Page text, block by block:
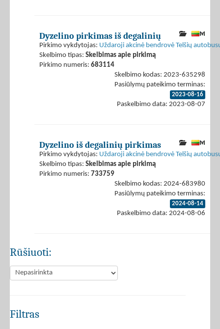
Dyzelino pirkimas iš degalinių
Pirkimo vykdytojas: Uždaroji akcinė bendrovė Telšių
Skelbimo tipas: Skelbimas apie pirkimą
Pirkimo numeris: 683114
Skelbimo kodas: 2023-635298
Pasiūlymų pateikimo terminas:
2023-08-16
Paskelbimo data: 2023-08-07
Dyzelino iš degalinių pirkimas
Pirkimo vykdytojas: Uždaroji akcinė bendrovė Telšių
Skelbimo tipas: Skelbimas apie pirkimą
Pirkimo numeris: 733759
Skelbimo kodas: 2024-683980
Pasiūlymų pateikimo terminas:
2024-08-14
Paskelbimo data: 2024-08-06
Rūšiuoti:
Filtras